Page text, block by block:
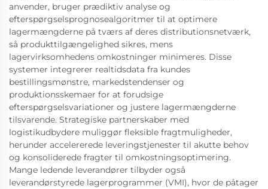
anvender, bruger prædiktiv analyse og
efterspørgselsprognosealgoritmer til at optimere
lagermængderne på tværs af deres distributionsnetværk,
så produkttilgængelighed sikres, mens
lagervirksomhedens omkostninger minimeres. Disse
systemer integrerer realtidsdata fra kundes
bestillingsmønstre, markedstendenser og
produktionsskemaer for at forudsige
efterspørgselsvariationer og justere lagermængderne
tilsvarende. Strategiske partnerskaber med
logistikudbydere muliggør fleksible fragtmuligheder,
herunder accelererede leveringstjenester til akutte behov
og konsoliderede fragter til omkostningsoptimering.
Mange ledende leverandører tilbyder også
leverandørstyrede lagerprogrammer (VMI), hvor de påtager